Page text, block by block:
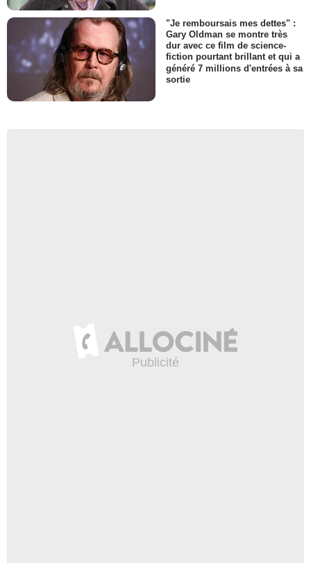
"Je remboursais mes dettes" :
Gary Oldman se montre très
dur avec ce film de science-
fiction pourtant brillant et qui a
généré 7 millions d'entrées à sa
sortie